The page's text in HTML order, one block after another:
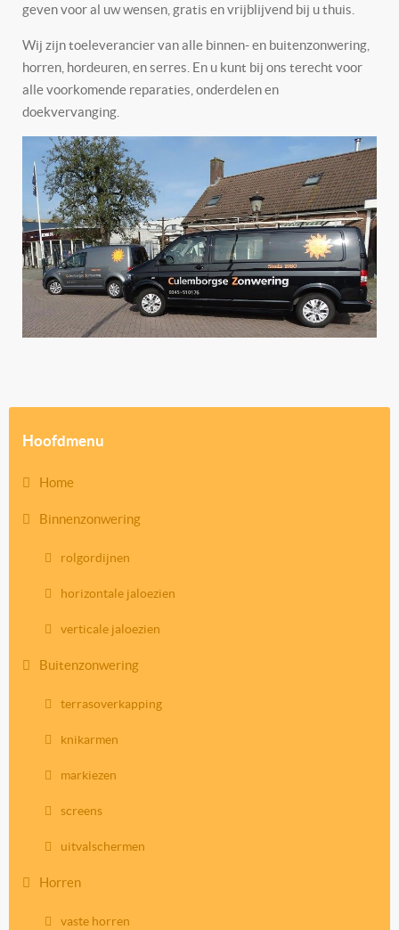
geven voor al uw wensen, gratis en vrijblijvend bij u thuis.
Wij zijn toeleverancier van alle binnen- en buitenzonwering,
horren, hordeuren, en serres. En u kunt bij ons terecht voor
alle voorkomende reparaties, onderdelen en
doekvervanging.
Hoofdmenu
Home
Binnenzonwering
rolgordijnen
horizontale jaloezien
verticale jaloezien
Buitenzonwering
terrasoverkapping
knikarmen
markiezen
screens
uitvalschermen
Horren
vaste horren